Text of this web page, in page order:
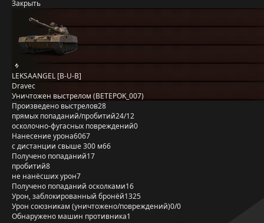
Закрыть
LEKSAANGEL [B-U-B]
Dravec
Уничтожен выстрелом (BETEPOK_007)
Произведено выстрелов28
прямых попаданий/пробитий24/12
осколочно-фугасных повреждений0
Нанесение урона6067
с дистанции свыше 300 м66
Получено попаданий17
пробитий8
не нанёсших урон7
Получено попаданий осколками16
Урон, заблокированный бронёй1325
Урон союзникам (уничтожено/повреждений)0/0
Обнаружено машин противника1